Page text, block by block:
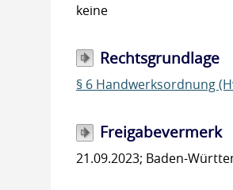
keine
Rechtsgrundlage
§ 6 Handwerksordnung
Freigabevermerk
21.09.2023; Baden-